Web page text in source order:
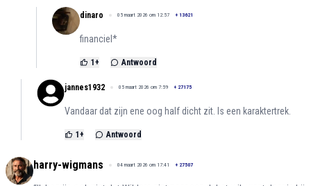
dinaro 05 maart 2026 om 12:57 + 13621
financiel*
1 + Antwoord
jannes1932 05 maart 2026 om 7:59 + 27175
Vandaar dat zijn ene oog half dicht zit. Is een karaktertrek.
1 + Antwoord
harry-wigmans 04 maart 2026 om 17:41 + 27507